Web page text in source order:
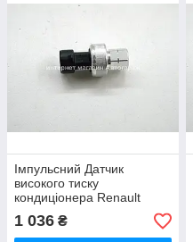
Імпульсний Датчик
високого тиску
кондиціонера Renault
Master III 10-> —
Thermotec - KTT130005
1 036 ₴